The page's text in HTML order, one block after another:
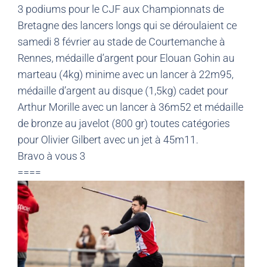
3 podiums pour le CJF aux Championnats de
Bretagne des lancers longs qui se déroulaient ce
samedi 8 février au stade de Courtemanche à
Rennes, médaille d’argent pour Elouan Gohin au
marteau (4kg) minime avec un lancer à 22m95,
médaille d’argent au disque (1,5kg) cadet pour
Arthur Morille avec un lancer à 36m52 et médaille
de bronze au javelot (800 gr) toutes catégories
pour Olivier Gilbert avec un jet à 45m11.
Bravo à vous 3
====